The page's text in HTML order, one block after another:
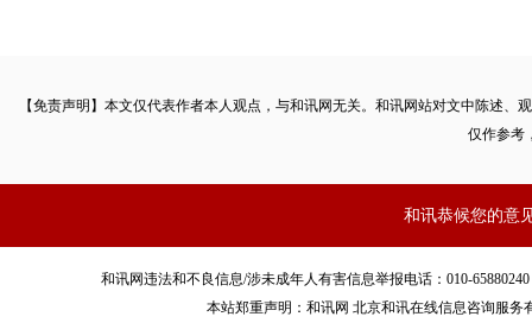
【免责声明】本文仅代表作者本人观点，与和讯网无关。和讯网站对文中陈述
仅作参考
和讯恭候您的意
和讯网违法和不良信息/涉未成年人有害信息举报电话：010-
本站郑重声明：和讯网 北京和讯在线信息咨询服